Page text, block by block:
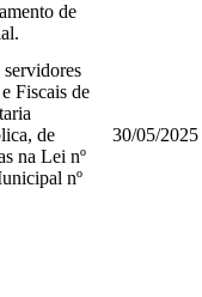
de
servidores
Fiscais de
de
na Lei nº
nº
30/05/2025